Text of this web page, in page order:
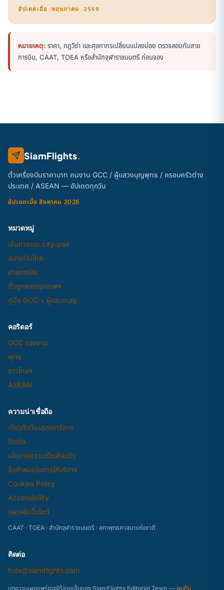
อัปเดตเมื่อ พฤษภาคม 2569
หมายเหตุ: ราคา, กฎวีซ่า และศุลกากรเปลี่ยนแปลงบ่อย ตรวจสอบกับสาย
การบิน, CAAT, TOEA หรือสำนักจุฬาราชมนตรี ก่อนจอง
SiamFlights.
ตั๋วเครื่องบินราคาบาท คนงาน GCC / ผู้แสวงบุญพุทธ / ครอบครัวต่าง
ประเทศ / ASEAN — อัปเดตทุกวัน
อัปเดตเมื่อ สิงหาคม 2026
หมวดหมู่
เส้นทางและ city-pair
สนามบินไทย
สายการบิน
ตั๋วถูกจากกรุงเทพฯ
คู่มือ GCC + ผู้แสวงบุญ
คอริดอร์
GCC แรงงาน
พุทธ
ชาวไทยฯ
ASEAN
ความน่าเชื่อถือ
เกี่ยวกับทีมบรรณาธิการ
ติดต่อ
นโยบายความเป็นส่วนตัว
ข้อกำหนดในการให้บริการ
Cookies Policy
Accessibility
แผนผังเว็บไซต์
CAAT · TOEA · สำนักจุฬาราชมนตรี · สภาพุทธศาสนาแห่งชาติ
ติดต่อ
hola@siamflights.com
บทความเผยแพร่ภายใต้ลายเซ็นของ SiamFlights Editorial Team — พบทีม.